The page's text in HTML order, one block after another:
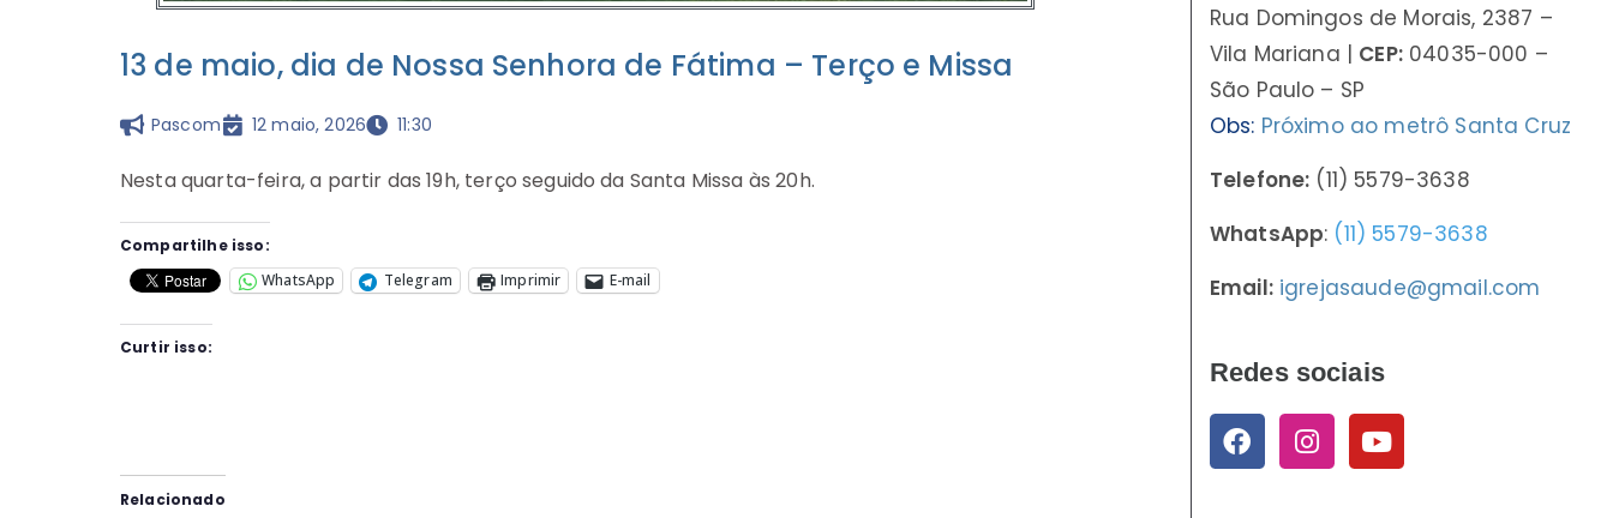
13 de maio, dia de Nossa Senhora de Fátima – Terço e Missa
Pascom 12 maio, 2026 11:30
Nesta quarta-feira, a partir das 19h, terço seguido da Santa Missa às 20h.
Compartilhe isso:
WhatsApp
Telegram Imprimir E-mail
Curtir isso:
Relacionado
Rua Domingos de Morais, 2387 –
Vila Mariana | CEP:04035-000 –
São Paulo – SP
Obs: Próximo ao metrô Santa Cruz
Telefone: (11) 5579-3638
WhatsApp: (11) 5579-3638
Email: igrejasaude@gmail.com
Redes sociais